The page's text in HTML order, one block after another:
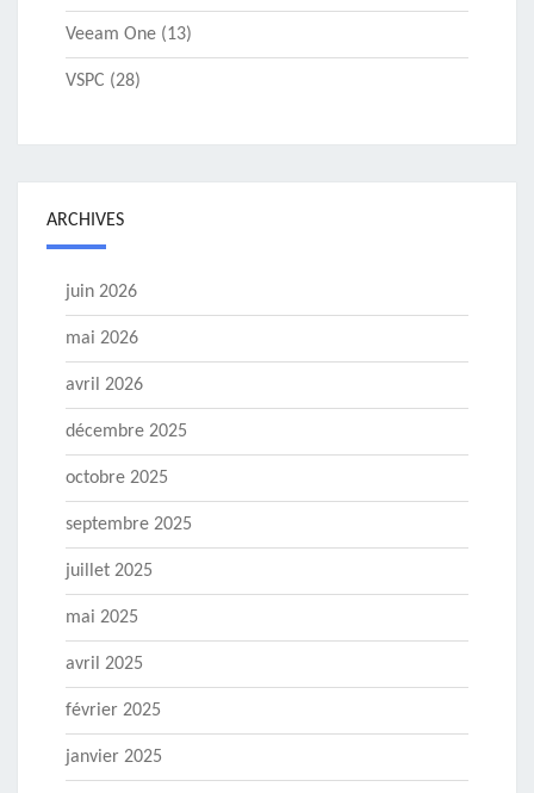
Veeam One (13)
VSPC (28)
ARCHIVES
juin 2026
mai 2026
avril 2026
décembre 2025
octobre 2025
septembre 2025
juillet 2025
mai 2025
avril 2025
février 2025
janvier 2025